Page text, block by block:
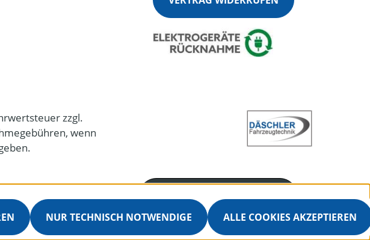
zzgl.
wenn
+4970251360915
Servicezeiten
NUR TECHNISCH NOTWENDIGE ALLE COOKIES AKZEPTIEREN